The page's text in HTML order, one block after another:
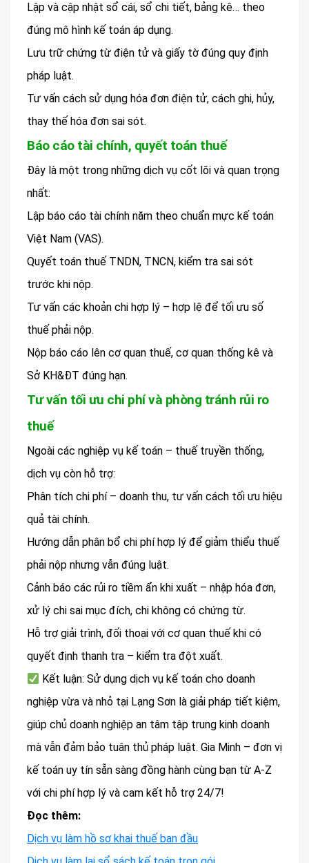
Lập và cập nhật sổ cái, sổ chi tiết, bảng kê… theo
đúng mô hình kế toán áp dụng.
Lưu trữ chứng từ điện tử và giấy tờ đúng quy định
pháp luật.
Tư vấn cách sử dụng hóa đơn điện tử, cách ghi, hủy,
thay thế hóa đơn sai sót.
Báo cáo tài chính, quyết toán thuế
Đây là một trong những dịch vụ cốt lõi và quan trọng
nhất:
Lập báo cáo tài chính năm theo chuẩn mực kế toán
Việt Nam (VAS).
Quyết toán thuế TNDN, TNCN, kiểm tra sai sót
trước khi nộp.
Tư vấn các khoản chi hợp lý – hợp lệ để tối ưu số
thuế phải nộp.
Nộp báo cáo lên cơ quan thuế, cơ quan thống kê và
Sở KH&ĐT đúng hạn.
Tư vấn tối ưu chi phí và phòng tránh rủi ro
thuế
Ngoài các nghiệp vụ kế toán – thuế truyền thống,
dịch vụ còn hỗ trợ:
Phân tích chi phí – doanh thu, tư vấn cách tối ưu hiệu
quả tài chính.
Hướng dẫn phân bổ chi phí hợp lý để giảm thiểu thuế
phải nộp nhưng vẫn đúng luật.
Cảnh báo các rủi ro tiềm ẩn khi xuất – nhập hóa đơn,
xử lý chi sai mục đích, chi không có chứng từ.
Hỗ trợ giải trình, đối thoại với cơ quan thuế khi có
quyết định thanh tra – kiểm tra đột xuất.
Kết luận: Sử dụng dịch vụ kế toán cho doanh
nghiệp vừa và nhỏ tại Lạng Sơn là giải pháp tiết kiệm,
giúp chủ doanh nghiệp an tâm tập trung kinh doanh
mà vẫn đảm bảo tuân thủ pháp luật. Gia Minh – đơn vị
kế toán uy tín sẵn sàng đồng hành cùng bạn từ A-Z
với chi phí hợp lý và cam kết hỗ trợ 24/7!
Đọc thêm:
Dịch vụ làm hồ sơ khai thuế ban đầu